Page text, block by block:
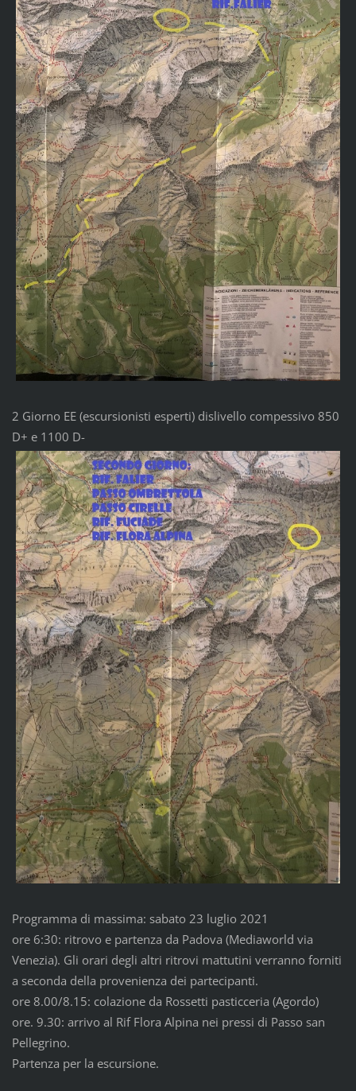
2 Giorno EE (escursionisti esperti) dislivello compessivo 850
D+ e 1100 D-
Programma di massima: sabato 23 luglio 2021
ore 6:30: ritrovo e partenza da Padova (Mediaworld via
Venezia). Gli orari degli altri ritrovi mattutini verranno forniti
a seconda della provenienza dei partecipanti.
ore 8.00/8.15: colazione da Rossetti pasticceria (Agordo)
ore. 9.30: arrivo al Rif Flora Alpina nei pressi di Passo san
Pellegrino.
Partenza per la escursione.